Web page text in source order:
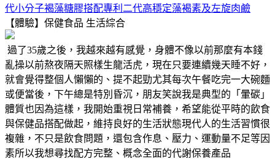
代小分子褐藻糖膠搭配專利二代高穩定藻褐素及左旋肉鹼
【體驗】保健食品 生活綜合
過了35歲之後，我越來越有感覺，身體不像以前那麼有本錢
亂操以前熬夜隔天照樣生龍活虎，現在只要連續幾天睡不好，
就會覺得整個人懶懶的、提不起勁尤其每次午餐吃完一大碗麵
或便當後，下午總是特別昏沉，朋友笑說我是典型的「暈碳」
體質也因為這樣，我開始重視日常補養，希望能從平時的飲食
與保健品搭配做起，維持良好的生活狀態現代人的生活習慣很
複雜，不只是飲食問題，還包含作息、壓力、運動量不足等因
素所以我想尋找配方完整、概念全面的代謝保養產品